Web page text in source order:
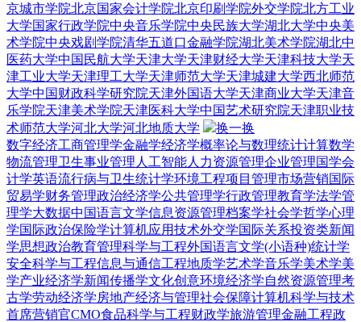
京城市学院北京国家会计学院北京印刷学院外交学院北方工业
大学国家行政学院中央音乐学院中央民族大学湖北大学中央美
术学院中央戏剧学院清华五道口金融学院湖北美术学院湖北中
医药大学中国民航大学天津大学天津财经大学天津科技大学天
津工业大学天津理工大学天津师范大学天津城建大学西北师范
大学中国财政科学研究院天津外国语大学天津商业大学天津音
乐学院天津美术学院天津医科大学中国艺术研究院天津职业技
术师范大学河北大学河北地质大学
换一换
数字经济工商管理学金融学经济学概率论与数理统计计算数学
物流管理卫生事业管理 人工智能人力资源管理企业管理国学会
计学英语流行病与卫生统计学环境工程项目管理市场营销国际
贸易学财务管理政治经济学公共管理学行政管理教育学法学管
理学大数据中国语言文学信息资源管理档案学社会学哲学心理
学国际政治保险学计算机应用技术外交学国际关系投资类新闻
学思想政治教育管理科学与工程外国语言文学(小语种)统计学
安全科学与工程信息与通信工程地质学艺术学音乐学美术学美
学产业经济学新闻传播学文化创意环境经济学自然资源管理考
古学劳动经济学房地产经济与管理社会保障计算机科学与技术
首席营销官CMO食品科学与工程财政学旅游管理金融工程政